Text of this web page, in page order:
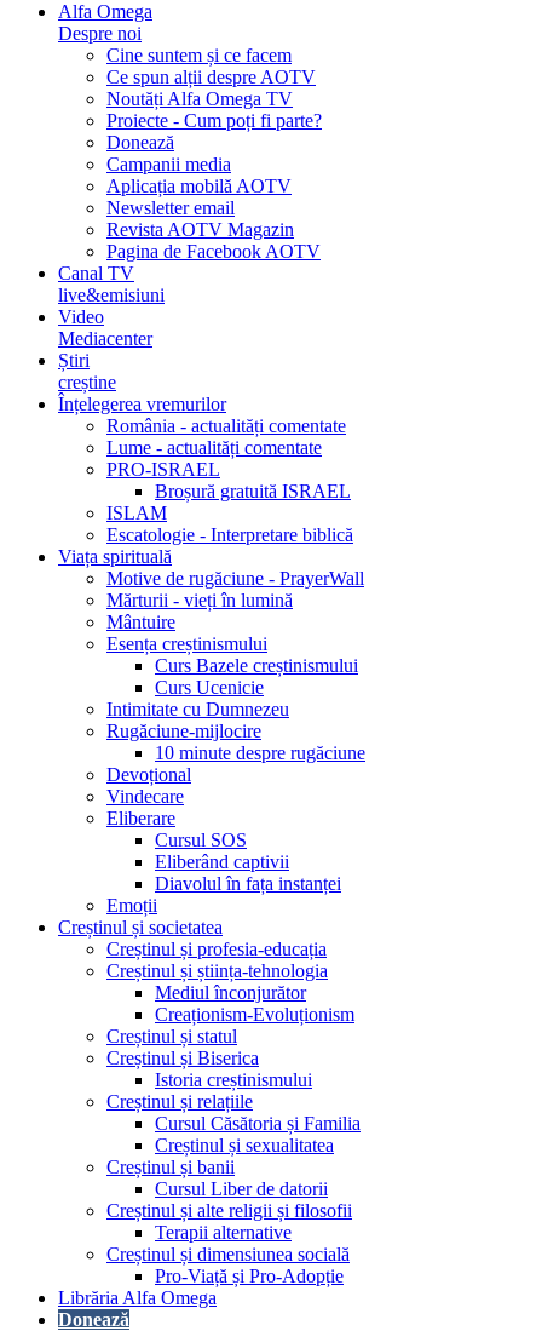
Alfa Omega
Despre noi
Cine suntem și ce facem
Ce spun alții despre AOTV
Noutăți Alfa Omega TV
Proiecte - Cum poți fi parte?
Donează
Campanii media
Aplicația mobilă AOTV
Newsletter email
Revista AOTV Magazin
Pagina de Facebook AOTV
Canal TV
live&emisiuni
Video
Mediacenter
Știri
creștine
Înțelegerea vremurilor
România - actualități comentate
Lume - actualități comentate
PRO-ISRAEL
Broșură gratuită ISRAEL
ISLAM
Escatologie - Interpretare biblică
Viața spirituală
Motive de rugăciune - PrayerWall
Mărturii - vieți în lumină
Mântuire
Esența creștinismului
Curs Bazele creștinismului
Curs Ucenicie
Intimitate cu Dumnezeu
Rugăciune-mijlocire
10 minute despre rugăciune
Devoțional
Vindecare
Eliberare
Cursul SOS
Eliberând captivii
Diavolul în fața instanței
Emoții
Creștinul și societatea
Creștinul și profesia-educația
Creștinul și știința-tehnologia
Mediul înconjurător
Creaționism-Evoluționism
Creștinul și statul
Creștinul și Biserica
Istoria creștinismului
Creștinul și relațiile
Cursul Căsătoria și Familia
Creștinul și sexualitatea
Creștinul și banii
Cursul Liber de datorii
Creștinul și alte religii și filosofii
Terapii alternative
Creștinul și dimensiunea socială
Pro-Viață și Pro-Adopție
Librăria Alfa Omega
Donează